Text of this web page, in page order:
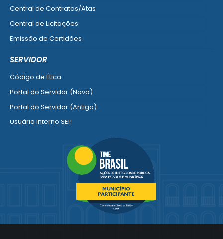
Central de Contratos/Atas
Central de Licitações
Emissão de Certidões
SERVIDOR
Código de Ética
Portal do Servidor (Novo)
Portal do Servidor (Antigo)
Usuário Interno SEI!
Portal do Segurado
Manual de Gestão Patrimonial
Ver mais serviços para o Servidor